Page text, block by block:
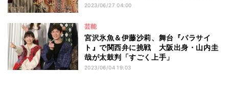
2023/06/27 04:00
芸能
宮沢氷魚＆伊藤沙莉、舞台『パラサイ
ト』で関西弁に挑戦 大阪出身・山内圭
哉が太鼓判「すごく上手」
2023/06/04 19:03